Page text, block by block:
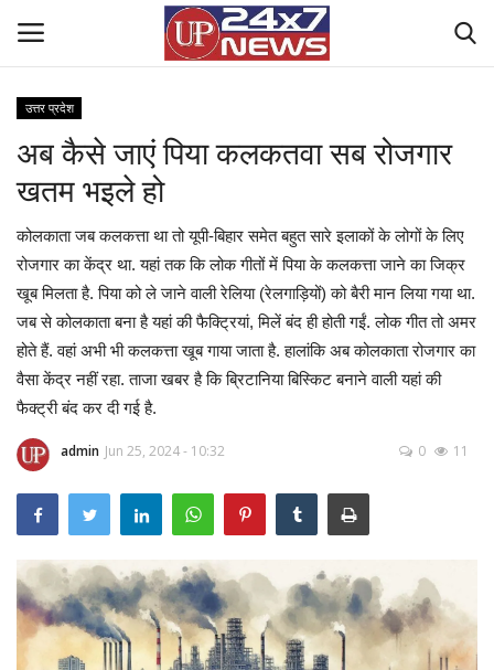
Home
Contact Us
राष्ट्रीय खबरें
उत्तर प्रदेश
बिज़नेस
मनोरंजन
क्रिकेट
अजब गज़ब
उत्तर प्रदेश
अब कैसे जाएं पिया कलकतवा सब रोजगार
खतम भइले हो
कोलकाता जब कलकत्ता था तो यूपी-बिहार समेत बहुत सारे इलाकों के लोगों के लिए
रोजगार का केंद्र था. यहां तक कि लोक गीतों में पिया के कलकत्ता जाने का जिक्र
खूब मिलता है. पिया को ले जाने वाली रेलिया (रेलगाड़ियों) को बैरी मान लिया गया था.
जब से कोलकाता बना है यहां की फैक्ट्रियां, मिलें बंद ही होती गईं. लोक गीत तो अमर
होते हैं. वहां अभी भी कलकत्ता खूब गाया जाता है. हालांकि अब कोलकाता रोजगार का
वैसा केंद्र नहीं रहा. ताजा खबर है कि ब्रिटानिया बिस्किट बनाने वाली यहां की
फैक्ट्री बंद कर दी गई है.
admin Jun 25, 2024 - 10:32 0 11